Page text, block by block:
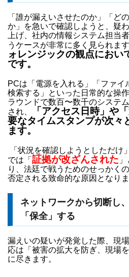
「誰が漏えいさせたのか」「ど
か」を急いで確認しようと、疑
上げ、社内の情報システム担当
うケースが非常に多く見られます
ォレンジックの観点におい
です。
PCは「電源を入れる」「ファイ
検索する」といった日常的な操
ラウンドで数百〜数千のシステ
され、
「アクセス日時」や
要なタイムスタンプが次々
ます。
「状況を確認しようとしただけ
では「 証拠が改ざんされた
り、法廷で戦うためのせっかく
否定される致命的な原因となりま
ネットワークから切断し
「保全」する
漏えいの疑いが発覚した際、現
応は「被害の拡大を防ぎ、現場
に尽きます。